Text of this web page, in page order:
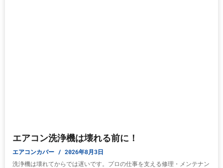
エアコン洗浄機は壊れる前に！
エアコンカバー 2026年8月3日
洗浄機は壊れてからでは遅いです。プロの仕事を支える修理・メンテナン